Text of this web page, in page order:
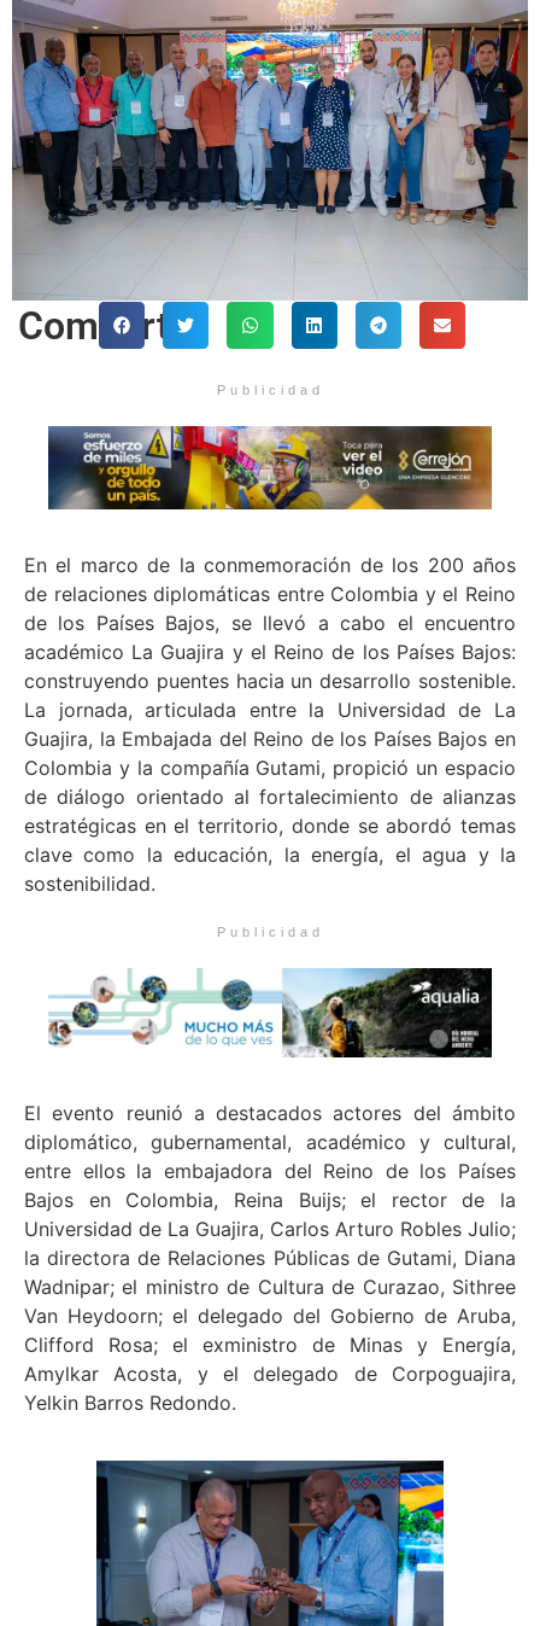
Comparte
Publicidad
En el marco de la conmemoración de los 200 años
de relaciones diplomáticas entre Colombia y el Reino
de los Países Bajos, se llevó a cabo el encuentro
académico La Guajira y el Reino de los Países Bajos:
construyendo puentes hacia un desarrollo sostenible.
La jornada, articulada entre la Universidad de La
Guajira, la Embajada del Reino de los Países Bajos en
Colombia y la compañía Gutami, propició un espacio
de diálogo orientado al fortalecimiento de alianzas
estratégicas en el territorio, donde se abordó temas
clave como la educación, la energía, el agua y la
sostenibilidad.
Publicidad
El evento reunió a destacados actores del ámbito
diplomático, gubernamental, académico y cultural,
entre ellos la embajadora del Reino de los Países
Bajos en Colombia, Reina Buijs; el rector de la
Universidad de La Guajira, Carlos Arturo Robles Julio;
la directora de Relaciones Públicas de Gutami, Diana
Wadnipar; el ministro de Cultura de Curazao, Sithree
Van Heydoorn; el delegado del Gobierno de Aruba,
Clifford Rosa; el exministro de Minas y Energía,
Amylkar Acosta, y el delegado de Corpoguajira,
Yelkin Barros Redondo.